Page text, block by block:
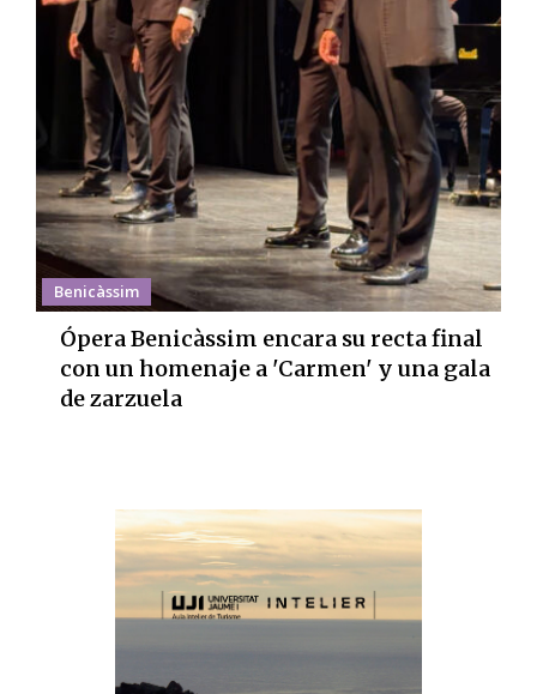
Benicàssim
Ópera Benicàssim encara su recta final
con un homenaje a 'Carmen' y una gala
de zarzuela